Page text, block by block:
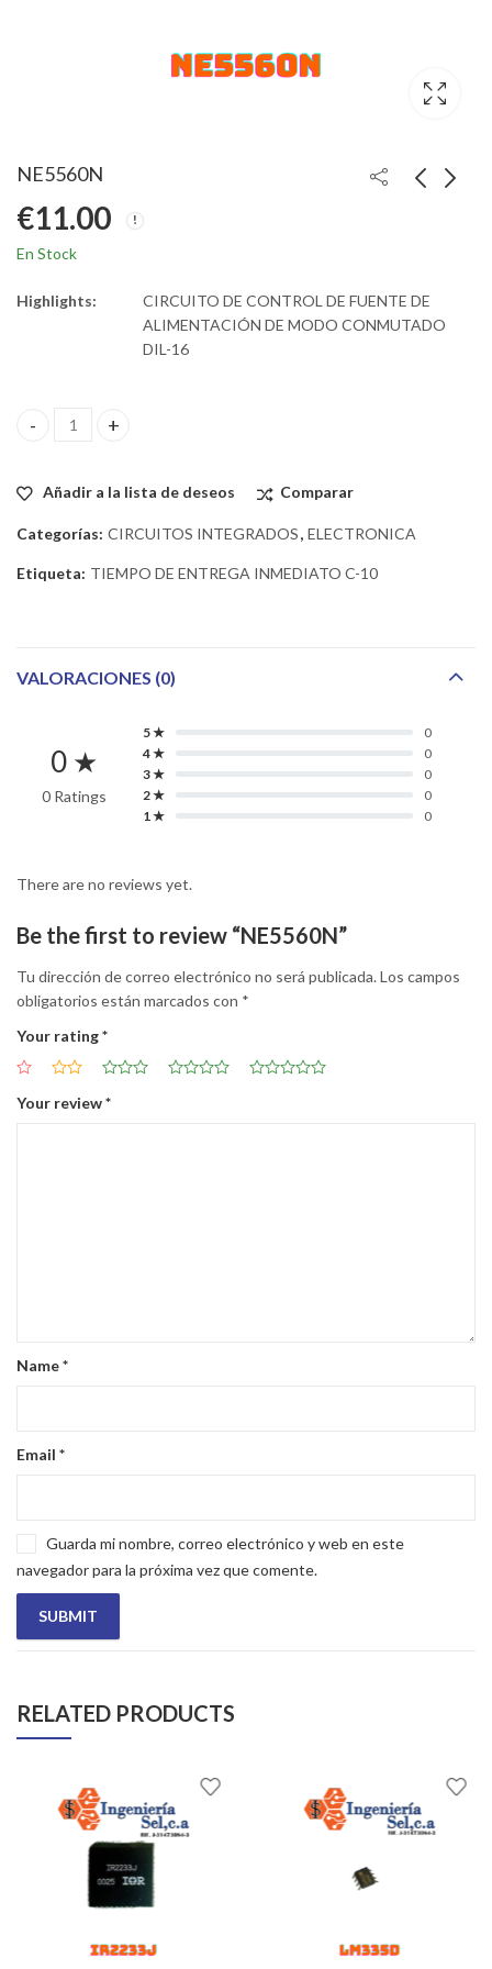
NE5560N
€11.00
En Stock
Highlights:
CIRCUITO DE CONTROL DE FUENTE DE
ALIMENTACIÓN DE MODO CONMUTADO
DIL-16
NE5560N quantity
Añadir a la lista de deseos Comparar
Categorías: CIRCUITOS INTEGRADOS, ELECTRONICA
Etiqueta: TIEMPO DE ENTREGA INMEDIATO C-10
VALORACIONES (0)
0 ★
0 Ratings
5 ★
0
4 ★
0
3 ★
0
2 ★
0
1 ★
0
There are no reviews yet.
Be the first to review “NE5560N”
Tu dirección de correo electrónico no será publicada.Los campos
obligatorios están marcados con *
Your rating*
Your review*
Name*
Email *
Guarda mi nombre, correo electrónico y web en este
navegador para la próxima vez que comente.
RELATED PRODUCTS